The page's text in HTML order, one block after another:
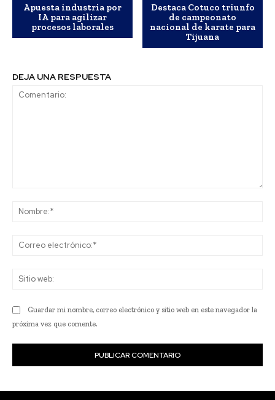
Apuesta industria por
IA para agilizar
procesos laborales
Destaca Cotuco triunfo
de campeonato
nacional de karate para
Tijuana
DEJA UNA RESPUESTA
Guardar mi nombre, correo electrónico y sitio web en este navegador la
próxima vez que comente.